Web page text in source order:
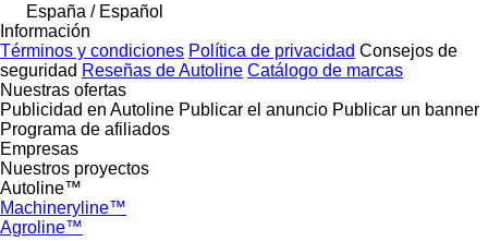
España / Español
Información
Términos y condiciones Política de privacidad Consejos de
seguridad Reseñas de Autoline Catálogo de marcas
Nuestras ofertas
Publicidad en Autoline Publicar el anuncio Publicar un banner
Programa de afiliados
Empresas
Nuestros proyectos
Autoline™
Machineryline™
Agroline™